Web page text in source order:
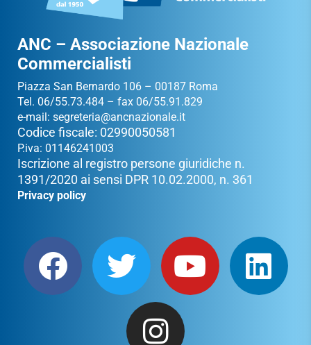
ANC – Associazione Nazionale
Commercialisti
Piazza San Bernardo 106 – 00187 Roma
Tel. 06/55.73.484 – fax 06/55.91.829
e-mail: segreteria@ancnazionale.it
Codice fiscale: 02990050581
P.iva: 01146241003
Iscrizione al registro persone giuridiche n.
1391/2020 ai sensi DPR 10.02.2000, n. 361
Privacy policy